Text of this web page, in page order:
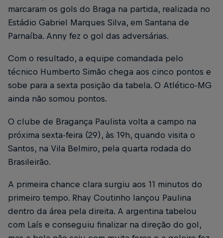
marcaram os gols do Braga na partida, realizada no
Estádio Gabriel Marques Silva, em Santana de
Parnaíba. Anny fez o gol das adversárias.
Com o resultado, a equipe comandada pelo
técnico Humberto Simão chega aos cinco pontos e
sobe para a sexta posição da tabela. O Atlético-MG
ainda não somou pontos.
O clube de Bragança Paulista volta a campo na
próxima sexta-feira (29), às 19h, quando visita o
Santos, na Vila Belmiro, pela quarta rodada do
Brasileirão.
A primeira chance clara surgiu aos 11 minutos do
primeiro tempo. Rhay Coutinho lançou Paulina
dentro da área pela direita. A argentina tabelou
com Laís e conseguiu finalizar na direção do gol,